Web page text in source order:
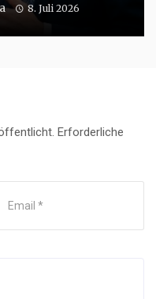
8. Juli 2026
Erforderliche